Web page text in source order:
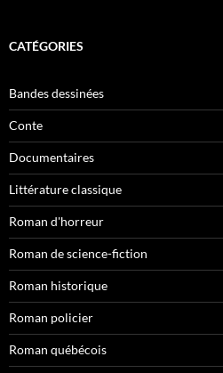
CATÉGORIES
Bandes dessinées
Conte
Documentaires
Littérature classique
Roman d'horreur
Roman de science-fiction
Roman historique
Roman policier
Roman québécois